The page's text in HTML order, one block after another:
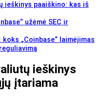
ieškinys paaiškino: kas iš
užėmė SEC ir
„Coinbase“ laimėjimas
ieškinys
įtariama